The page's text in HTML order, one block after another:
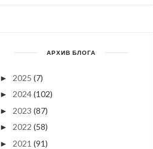
АРХИВ БЛОГА
► 2025 (7)
► 2024(102)
► 2023 (87)
► 2022 (58)
► 2021 (91)